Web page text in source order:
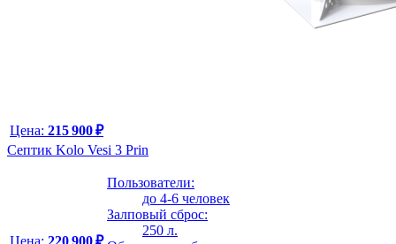
Цена: 215 900 ₽
Септик Kolo Vesi 3 Prin
Цена: 220 900 ₽
Пользователи:
до 4-6 человек
Залповый сброс:
250 л.